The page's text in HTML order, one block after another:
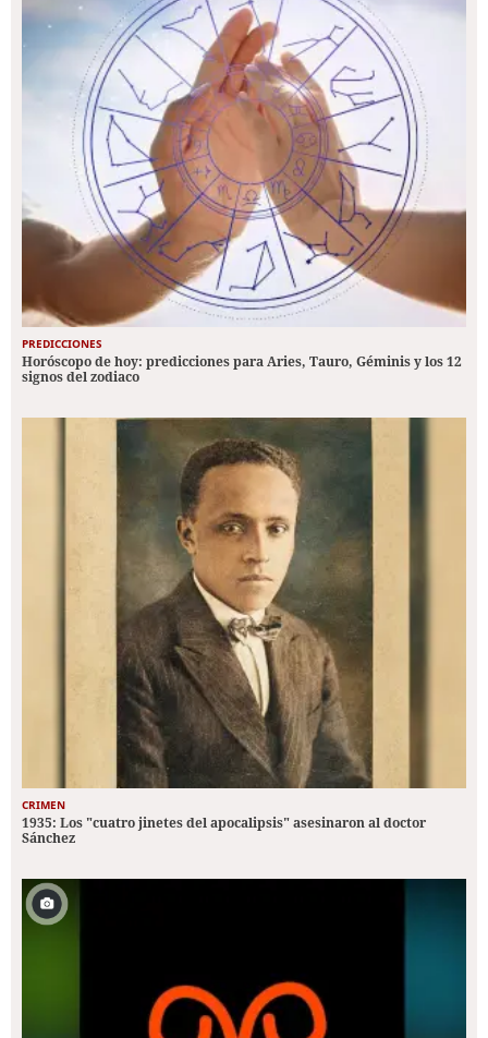
PREDICCIONES
Horóscopo de hoy: predicciones para Aries, Tauro, Géminis y los 12
signos del zodiaco
CRIMEN
1935: Los "cuatro jinetes del apocalipsis" asesinaron al doctor
Sánchez